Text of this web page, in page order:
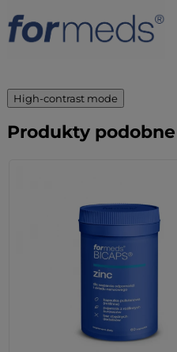
High-contrast mode
Produkty podobne